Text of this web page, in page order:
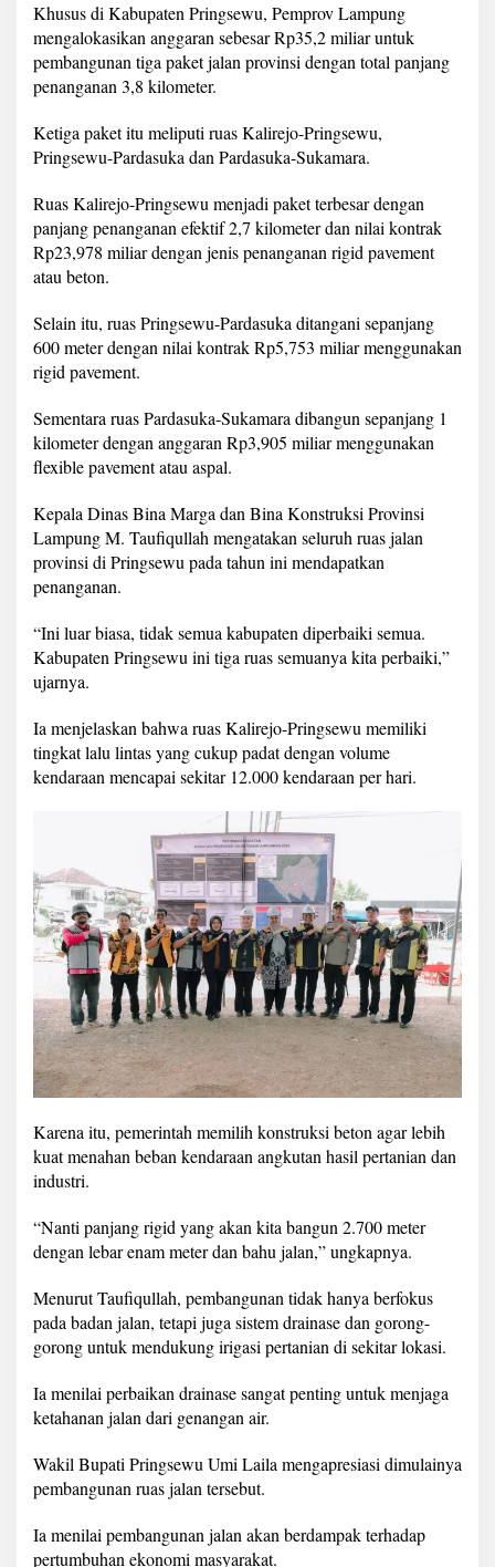
Khusus di Kabupaten Pringsewu, Pemprov Lampung
mengalokasikan anggaran sebesar Rp35,2 miliar untuk
pembangunan tiga paket jalan provinsi dengan total panjang
penanganan 3,8 kilometer.
Ketiga paket itu meliputi ruas Kalirejo-Pringsewu,
Pringsewu-Pardasuka dan Pardasuka-Sukamara.
Ruas Kalirejo-Pringsewu menjadi paket terbesar dengan
panjang penanganan efektif 2,7 kilometer dan nilai kontrak
Rp23,978 miliar dengan jenis penanganan rigid pavement
atau beton.
Selain itu, ruas Pringsewu-Pardasuka ditangani sepanjang
600 meter dengan nilai kontrak Rp5,753 miliar menggunakan
rigid pavement.
Sementara ruas Pardasuka-Sukamara dibangun sepanjang 1
kilometer dengan anggaran Rp3,905 miliar menggunakan
flexible pavement atau aspal.
Kepala Dinas Bina Marga dan Bina Konstruksi Provinsi
Lampung M. Taufiqullah mengatakan seluruh ruas jalan
provinsi di Pringsewu pada tahun ini mendapatkan
penanganan.
“Ini luar biasa, tidak semua kabupaten diperbaiki semua.
Kabupaten Pringsewu ini tiga ruas semuanya kita perbaiki,”
ujarnya.
Ia menjelaskan bahwa ruas Kalirejo-Pringsewu memiliki
tingkat lalu lintas yang cukup padat dengan volume
kendaraan mencapai sekitar 12.000 kendaraan per hari.
Karena itu, pemerintah memilih konstruksi beton agar lebih
kuat menahan beban kendaraan angkutan hasil pertanian dan
industri.
“Nanti panjang rigid yang akan kita bangun 2.700 meter
dengan lebar enam meter dan bahu jalan,” ungkapnya.
Menurut Taufiqullah, pembangunan tidak hanya berfokus
pada badan jalan, tetapi juga sistem drainase dan gorong-
gorong untuk mendukung irigasi pertanian di sekitar lokasi.
Ia menilai perbaikan drainase sangat penting untuk menjaga
ketahanan jalan dari genangan air.
Wakil Bupati Pringsewu Umi Laila mengapresiasi dimulainya
pembangunan ruas jalan tersebut.
Ia menilai pembangunan jalan akan berdampak terhadap
pertumbuhan ekonomi masyarakat.